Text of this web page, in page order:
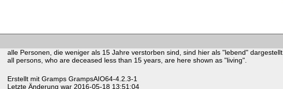
alle Personen, die weniger als 15 Jahre verstorben sind, sind hier als "lebend" dargestellt.
all persons, who are deceased less than 15 years, are here shown as "living".
Erstellt mit Gramps GrampsAIO64-4.2.3-1
Letzte Änderung war 2016-05-18 13:51:04